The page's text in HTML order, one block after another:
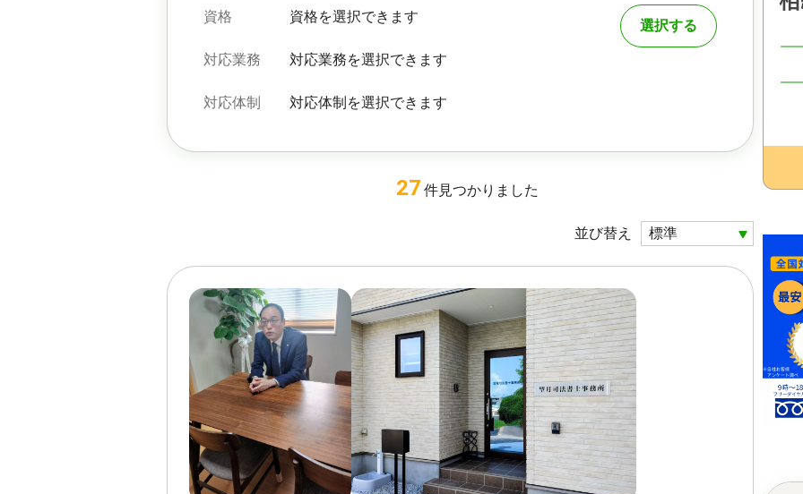
資格 資格を選択できます
対応業務 対応業務を選択できます
対応体制 対応体制を選択できます
選択する
27 件見つかりました
並び替え